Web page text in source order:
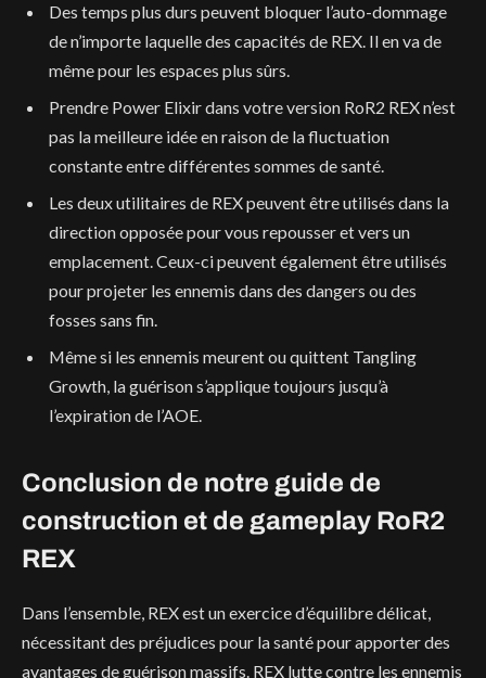
Des temps plus durs peuvent bloquer l’auto-dommage
de n’importe laquelle des capacités de REX. Il en va de
même pour les espaces plus sûrs.
Prendre Power Elixir dans votre version RoR2 REX n’est
pas la meilleure idée en raison de la fluctuation
constante entre différentes sommes de santé.
Les deux utilitaires de REX peuvent être utilisés dans la
direction opposée pour vous repousser et vers un
emplacement. Ceux-ci peuvent également être utilisés
pour projeter les ennemis dans des dangers ou des
fosses sans fin.
Même si les ennemis meurent ou quittent Tangling
Growth, la guérison s’applique toujours jusqu’à
l’expiration de l’AOE.
Conclusion de notre guide de
construction et de gameplay RoR2
REX
Dans l’ensemble, REX est un exercice d’équilibre délicat,
nécessitant des préjudices pour la santé pour apporter des
avantages de guérison massifs. REX lutte contre les ennemis